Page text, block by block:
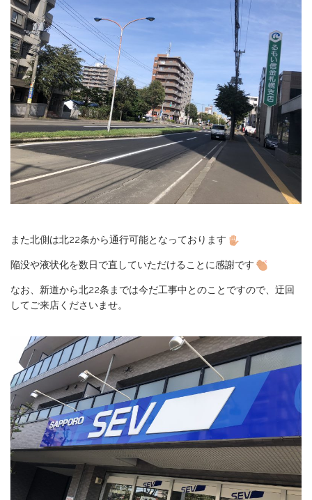
また北側は北22条から通行可能となっております
陥没や液状化を数日で直していただけることに感謝です
なお、新道から北22条までは今だ工事中とのことですので、迂回
してご来店くださいませ。